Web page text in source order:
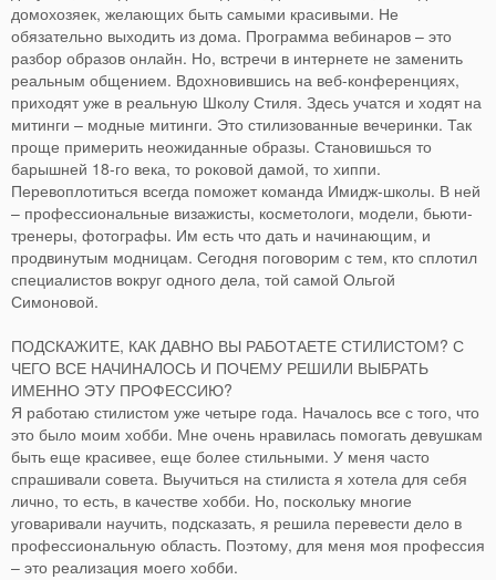
домохозяек, желающих быть самыми красивыми. Не
обязательно выходить из дома. Программа вебинаров – это
разбор образов онлайн. Но, встречи в интернете не заменить
реальным общением. Вдохновившись на веб-конференциях,
приходят уже в реальную Школу Стиля. Здесь учатся и ходят на
митинги – модные митинги. Это стилизованные вечеринки. Так
проще примерить неожиданные образы. Становишься то
барышней 18-го века, то роковой дамой, то хиппи.
Перевоплотиться всегда поможет команда Имидж-школы. В ней
– профессиональные визажисты, косметологи, модели, бьюти-
тренеры, фотографы. Им есть что дать и начинающим, и
продвинутым модницам. Сегодня поговорим с тем, кто сплотил
специалистов вокруг одного дела, той самой Ольгой
Симоновой.
ПОДСКАЖИТЕ, КАК ДАВНО ВЫ РАБОТАЕТЕ СТИЛИСТОМ? С
ЧЕГО ВСЕ НАЧИНАЛОСЬ И ПОЧЕМУ РЕШИЛИ ВЫБРАТЬ
ИМЕННО ЭТУ ПРОФЕССИЮ?
Я работаю стилистом уже четыре года. Началось все с того, что
это было моим хобби. Мне очень нравилась помогать девушкам
быть еще красивее, еще более стильными. У меня часто
спрашивали совета. Выучиться на стилиста я хотела для себя
лично, то есть, в качестве хобби. Но, поскольку многие
уговаривали научить, подсказать, я решила перевести дело в
профессиональную область. Поэтому, для меня моя профессия
– это реализация моего хобби.